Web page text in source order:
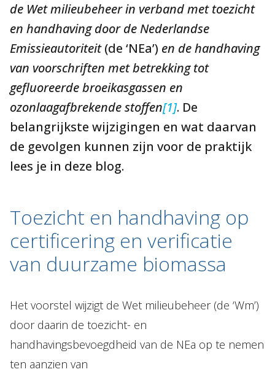
de Wet milieubeheer in verband met toezicht
en handhaving door de Nederlandse
Emissieautoriteit(de ‘NEa’) en de handhaving
van voorschriften met betrekking tot
gefluoreerde broeikasgassen en
ozonlaagafbrekende stoffen[1]. De
belangrijkste wijzigingen en wat daarvan
de gevolgen kunnen zijn voor de praktijk
lees je in deze blog.
Toezicht en handhaving op
certificering en verificatie
van duurzame biomassa
Het voorstel wijzigt de Wet milieubeheer (de ‘Wm’)
door daarin de toezicht- en
handhavingsbevoegdheid van de NEa op te nemen
ten aanzien van